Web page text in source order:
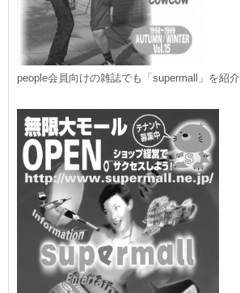
people会員向けの雑誌でも「supermall」を紹介